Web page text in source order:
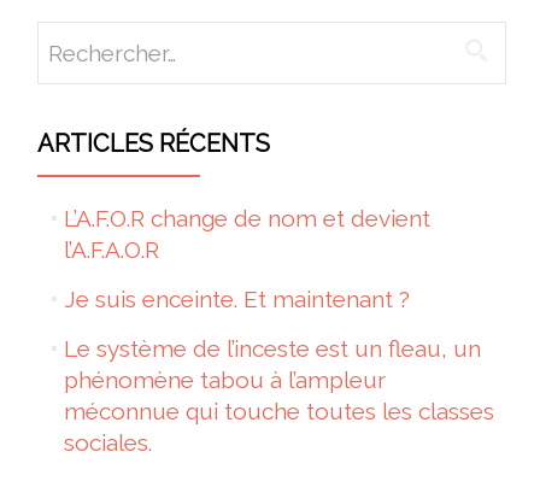
ARTICLES RÉCENTS
L’A.F.O.R change de nom et devient
l’A.F.A.O.R
Je suis enceinte. Et maintenant ?
Le système de l’inceste est un fleau, un
phénomène tabou à l’ampleur
méconnue qui touche toutes les classes
sociales.